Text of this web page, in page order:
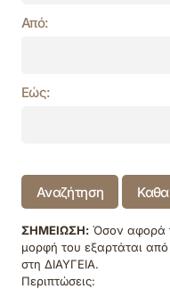
Από:
Εώς:
Αναζήτηση
ΣΗΜΕΙΩΣΗ: Όσον αφορά
μορφή του εξαρτάται από
στη ΔΙΑΥΓΕΙΑ.
Περιπτώσεις: